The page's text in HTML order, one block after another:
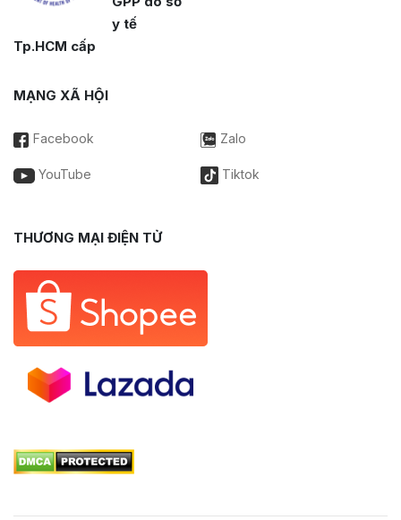
y tế
Tp.HCM cấp
MẠNG XÃ HỘI
Facebook Zalo
YouTube Tiktok
THƯƠNG MẠI ĐIỆN TỬ